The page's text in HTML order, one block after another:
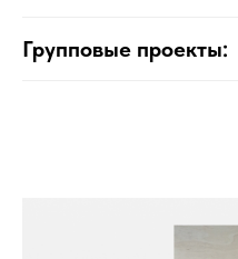
Групповые проекты: